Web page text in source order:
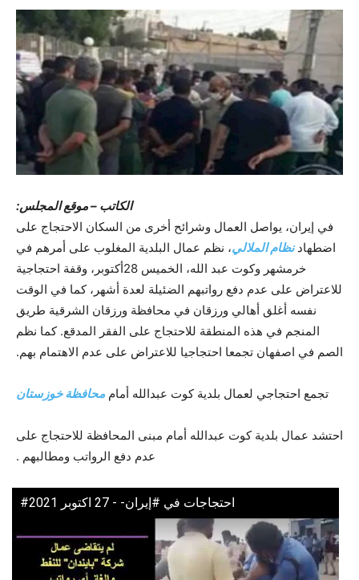
الکاتب – موقع المجلس:
في إيران، يواصل العمال وشرائح أخرى من السكان الاحتجاج على
اضطهادنظام الملالي، نظم عمال البلدية المغلوب على أمرهم في
خرمشهر وكوت عبد الله، الخميس 28أكتوبر، وقفة احتجاجية
للاعتراض على عدم دفع رواتبهم الضئيلة لعدة أشهر، كما في الوقت
نفسه أغلق أهالي ورزقان في محافظة ورزقان الشرقية طريق
المنجم في هذه المنطقة للاحتجاج على الفقر المدقع. كما نظم
الصم في اصفهان تجمعا احتجاجيا للاعتراض على عدم الاهتمام بهم.
تجمع احتجاجي لعمال بلدية كوت عبدالله أمام محافظة خوزستان
احتشد عمال بلدية كوت عبدالله أمام مبنى المحافظة للاحتجاج على
عدم دفع الرواتب ومطالبهم .
احتجاجات في #إيران- - 27 اكتوبر 2021#